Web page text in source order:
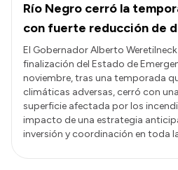
Río Negro cerró la
con fuerte reducción de
El Gobernador Alberto
finalización del Estado de
noviembre, tras una temporada
climáticas adversas, cerró con
superficie afectada por los
impacto de una estrategia
inversión y coordinación en toda